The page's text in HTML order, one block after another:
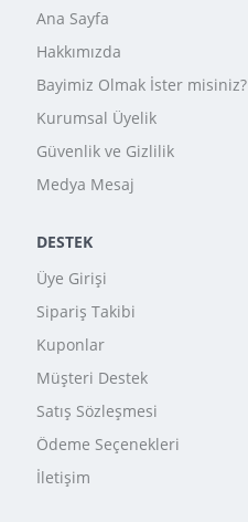
Ana Sayfa
Hakkımızda
Bayimiz Olmak İster misiniz?
Kurumsal Üyelik
Güvenlik ve Gizlilik
Medya Mesaj
DESTEK
Üye Girişi
Sipariş Takibi
Kuponlar
Müşteri Destek
Satış Sözleşmesi
Ödeme Seçenekleri
İletişim